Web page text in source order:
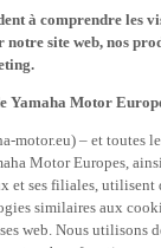
à comprendre les
site web, nos
Yamaha Motor
motor.eu) – et toutes
Motor Europes,
et ses filiales, utilisent
similaires aux
web. Nous utilisons